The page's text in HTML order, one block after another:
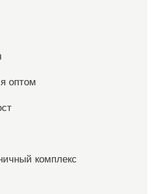
оптом
комплекс